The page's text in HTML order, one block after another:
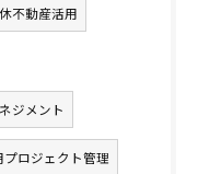
不動産活用
ジメント
プロジェクト管理